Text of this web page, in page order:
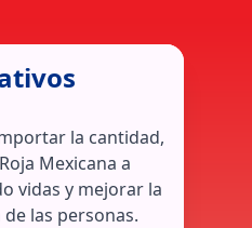
la cantidad,
Mexicana a
vidas y mejorar la
las personas.